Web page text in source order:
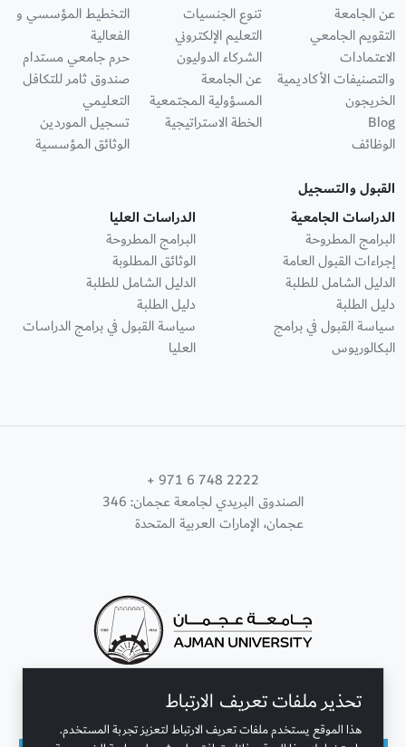
تحذير ملفات تعريف الارتباط
هذا الموقع يستخدم ملفات تعريف الارتباط لتعزيز تجربة المستخدم.
عن الجامعة
التقويم الجامعي
الاعتمادات
والتصنيفات الأكاديمية
الخريجون
Blog
الوظائف
تنوع الجنسيات
التعليم الإلكتروني
الشركاء الدوليون
عن الجامعة
المسؤولية المجتمعية
الخطة الاستراتيجية
التخطيط المؤسسي و
الفعالية
حرم جامعي مستدام
صندوق ثامر للتكافل
التعليمي
تسجيل الموردين
الوثائق المؤسسية
القبول والتسجيل
الدراسات الجامعية
البرامج المطروحة
إجراءات القبول العامة
الدليل الشامل للطلبة
دليل الطلبة
سياسة القبول في برامج
البكالوريوس
الدراسات العليا
البرامج المطروحة
الوثائق المطلوبة
الدليل الشامل للطلبة
دليل الطلبة
سياسة القبول في برامج الدراسات
العليا
+ 971 6 748 2222
الصندوق البريدي لجامعة عجمان: 346
عجمان، الإمارات العربية المتحدة
تواصل معنا